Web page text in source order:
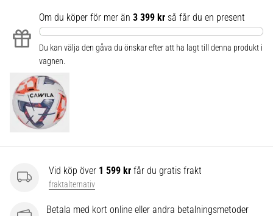
fotbollsskorna
–
precision,
och
kraft
varje
beröring.
Perfekta
spelare
som…
Om du köper för mer än 3 399 kr så får du en present
Du kan välja den gåva du önskar efter att ha lagt till denna produkt i
vagnen.
Vid köp över 1 599 kr får du gratis frakt
fraktalternativ
Betala med kort online eller andra betalningsmetoder